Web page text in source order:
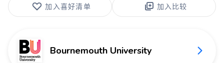
加入喜好清单 加入比较
Bournemouth University